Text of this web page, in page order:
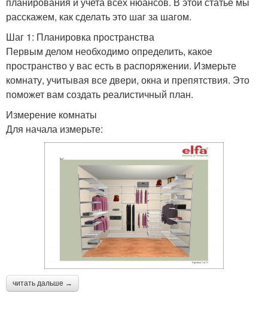
расскажем, как сделать это шаг за шагом.
Шаг 1: Планировка пространства
Первым делом необходимо определить, какое
пространство у вас есть в распоряжении. Измерьте
комнату, учитывая все двери, окна и препятствия. Это
поможет вам создать реалистичный план.
Измерение комнаты
Для начала измерьте:
читать дальше →